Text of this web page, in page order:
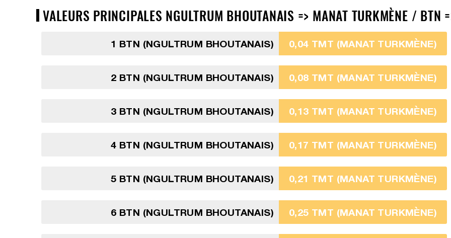
VALEURS PRINCIPALES NGULTRUM BHOUTANAIS => MANAT TURKMÈNE / BTN
1 BTN (NGULTRUM BHOUTANAIS) 0,04 TMT (MANAT TURKMÈNE)
2 BTN (NGULTRUM BHOUTANAIS) 0,08 TMT (MANAT TURKMÈNE)
3 BTN (NGULTRUM BHOUTANAIS) 0,13 TMT (MANAT TURKMÈNE)
4 BTN (NGULTRUM BHOUTANAIS) 0,17 TMT (MANAT TURKMÈNE)
5 BTN (NGULTRUM BHOUTANAIS) 0,21 TMT (MANAT TURKMÈNE)
6 BTN (NGULTRUM BHOUTANAIS) 0,25 TMT (MANAT TURKMÈNE)